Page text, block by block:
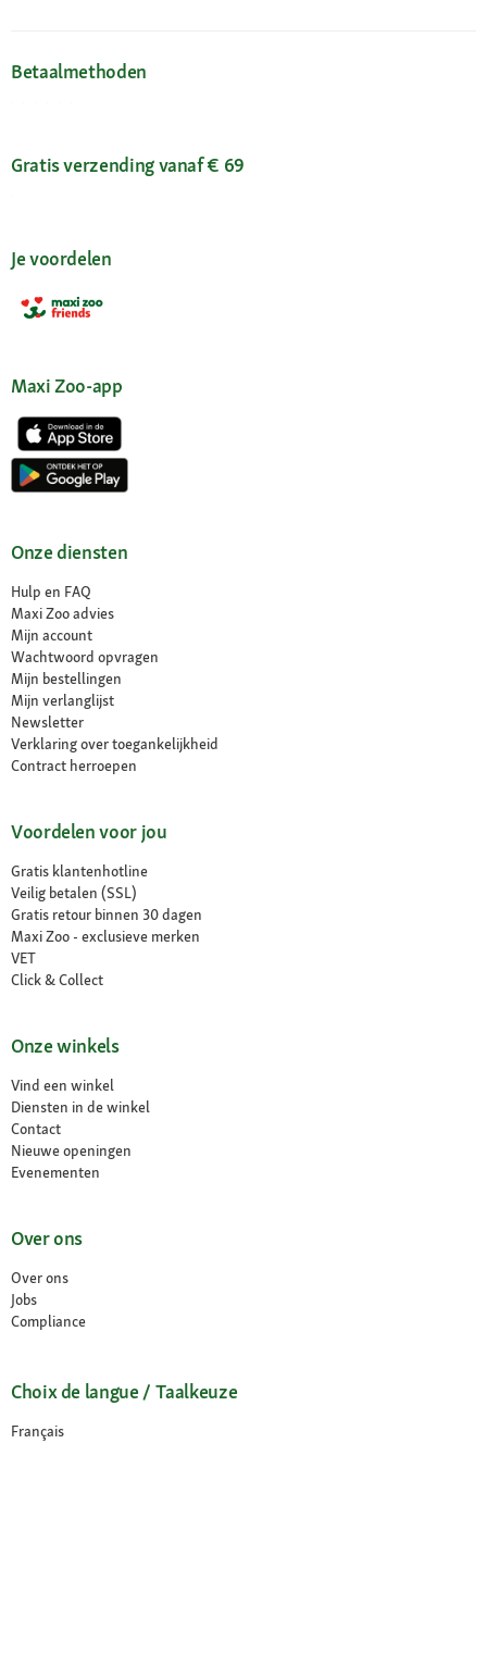
Betaalmethoden
Gratis verzending vanaf € 69
Je voordelen
Maxi Zoo-app
Onze diensten
Hulp en FAQ
Maxi Zoo advies
Mijn account
Wachtwoord opvragen
Mijn bestellingen
Mijn verlanglijst
Newsletter
Verklaring over toegankelijkheid
Contract herroepen
Voordelen voor jou
Gratis klantenhotline
Veilig betalen (SSL)
Gratis retour binnen 30 dagen
Maxi Zoo - exclusieve merken
VET
Click & Collect
Onze winkels
Vind een winkel
Diensten in de winkel
Contact
Nieuwe openingen
Evenementen
Over ons
Over ons
Jobs
Compliance
Choix de langue / Taalkeuze
Français